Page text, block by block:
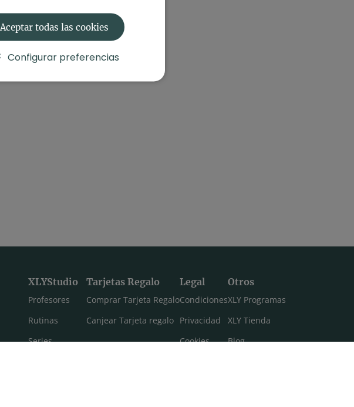
XLYStudio
Profesores
Rutinas
Series
Tarjetas Regalo
Comprar Tarjeta Regalo
Canjear Tarjeta regalo
Legal
Condiciones
Privacidad
Cookies
Otros
XLY Programas
XLY Tienda
Blog
Aceptar todas las cookies
Configurar preferencias